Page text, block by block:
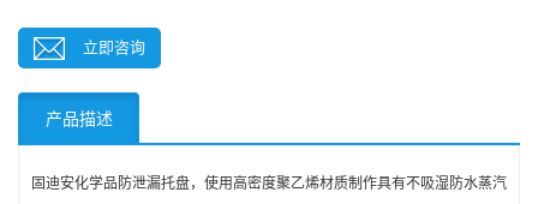
立即咨询
产品描述
固迪安化学品防泄漏托盘，使用高密度聚乙烯材质制作具有不吸湿防水蒸汽